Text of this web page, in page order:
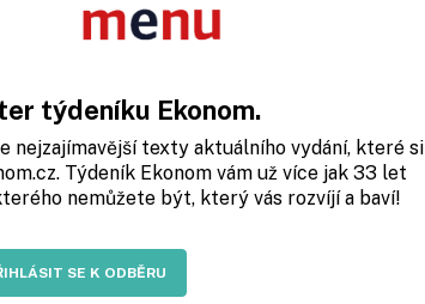
týdeníku Ekonom.
nejzajímavější texty aktuálního vydání, které si
Týdeník Ekonom vám už více jak 33 let
nemůžete být, který vás rozvíjí a baví!
SE K ODBĚRU